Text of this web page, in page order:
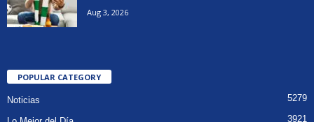
Aug 3, 2026
POPULAR CATEGORY
Noticias 5279
3921